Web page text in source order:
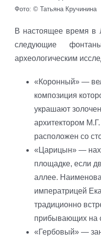
Фото: © Татьяна Кручинина
В настоящее время в
следующие
археологическим
«Коронный» —
композиция
украшают
архитектором
расположен со
«Царицын» —
площадке, если
аллее.
императрицей
традиционно
прибывающих на
«Гербовый» —